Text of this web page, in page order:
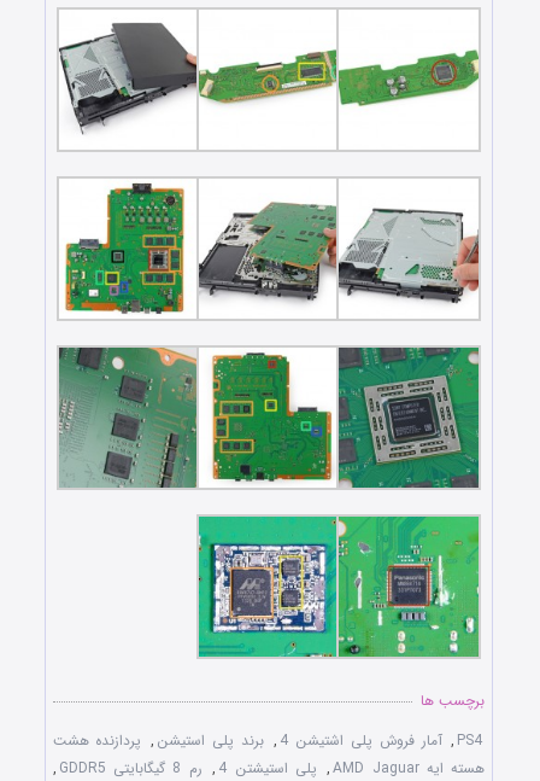
برچسب ها
PS4
, آمار فروش پلی اشتیشن 4 , برند پلی استیشن , پردازنده هشت
هسته ایه AMD Jaguar
, پلی استیشتن 4 , رم 8 گیگابایتی GDDR5
,